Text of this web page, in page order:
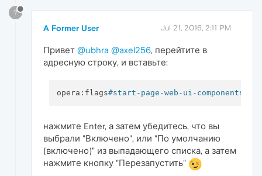
?
A Former User Jul 21, 2016, 2:11 PM
Привет @ubhra @axel256, перейтите в
адресную строку, и вставьте:
opera:flags#start-page-web-ui-components
нажмите Enter, а затем убедитесь, что вы
выбрали "Включено", или "По умолчанию
(включено)" из выпадающего списка, а затем
нажмите кнопку "Перезапустить"